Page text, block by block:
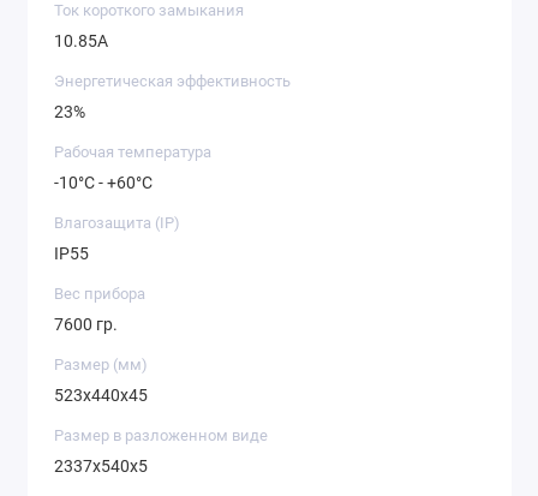
Ток короткого замыкания
10.85A
Энергетическая эффективность
23%
Рабочая температура
-10°C - +60°C
Влагозащита (IP)
IP55
Вес прибора
7600 гр.
Размер (мм)
523x440x45
Размер в разложенном виде
2337x540x5